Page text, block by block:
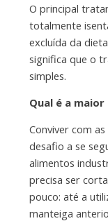
O principal
totalmente
excluída da
significa que o
simples.
Qual é a
Conviver com
desafio a se
alimentos
precisa ser
pouco: até a
manteiga